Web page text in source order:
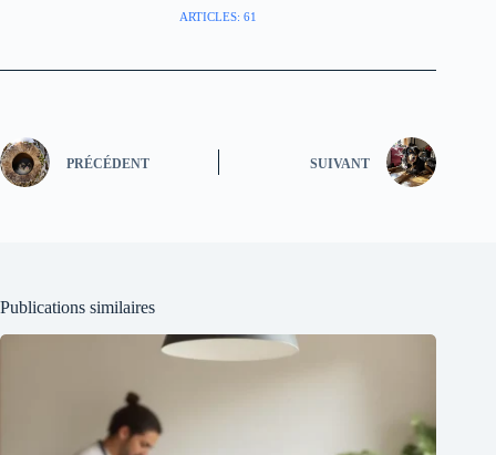
ARTICLES: 61
PRÉCÉDENT SUIVANT
Publications similaires